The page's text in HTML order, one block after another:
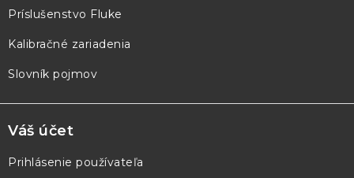
ePríslušenstvo Fluke
Kalibračné zariadenia
Slovník pojmov
Váš účet
Prihlásenie používateľa